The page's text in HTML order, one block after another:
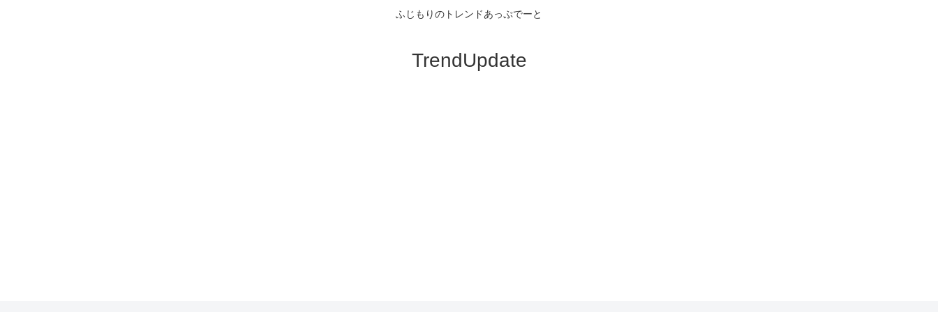
ふじもりのトレンドあっぷでーと
TrendUpdate